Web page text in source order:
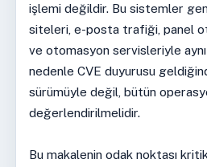
işlemi değildir. Bu sistemler
siteleri, e-posta trafiği, panel
ve otomasyon servisleriyle aynı
nedenle CVE duyurusu
sürümüyle değil, bütün
değerlendirilmelidir.
Bu makalenin odak noktası